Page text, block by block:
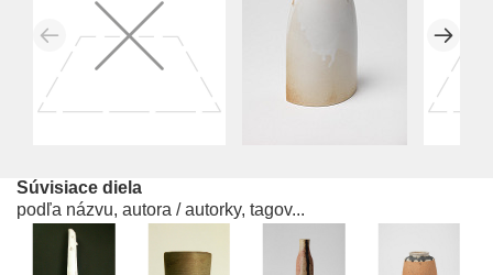
Súvisiace diela
podľa názvu, autora / autorky, tagov...